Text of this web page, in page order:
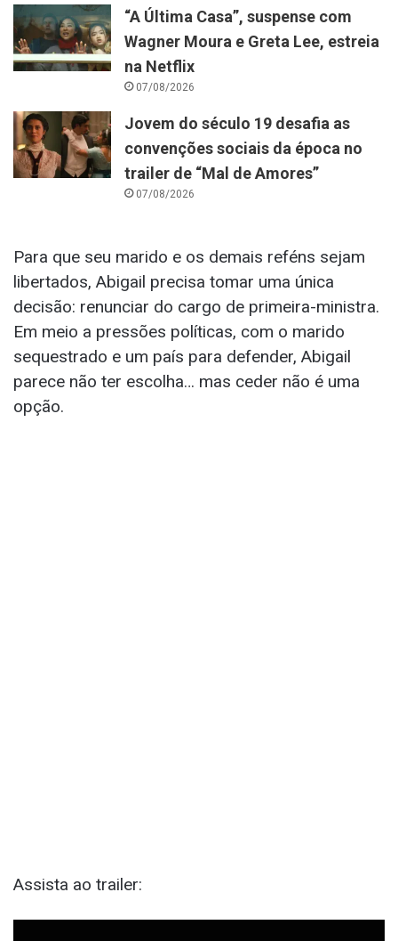
“A Última Casa”, suspense com
Wagner Moura e Greta Lee, estreia
na Netflix
07/08/2026
Jovem do século 19 desafia as
convenções sociais da época no
trailer de “Mal de Amores”
07/08/2026
Para que seu marido e os demais reféns sejam
libertados, Abigail precisa tomar uma única
decisão: renunciar do cargo de primeira-ministra.
Em meio a pressões políticas, com o marido
sequestrado e um país para defender, Abigail
parece não ter escolha… mas ceder não é uma
opção.
Assista ao trailer: